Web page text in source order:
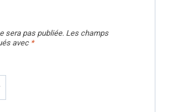
sera pas publiée. Les champs
avec *